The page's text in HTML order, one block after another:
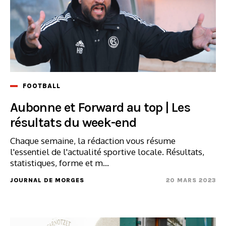
FOOTBALL
Aubonne et Forward au top | Les
résultats du week-end
Chaque semaine, la rédaction vous résume
l'essentiel de l'actualité sportive locale. Résultats,
statistiques, forme et m...
JOURNAL DE MORGES 20 MARS 2023